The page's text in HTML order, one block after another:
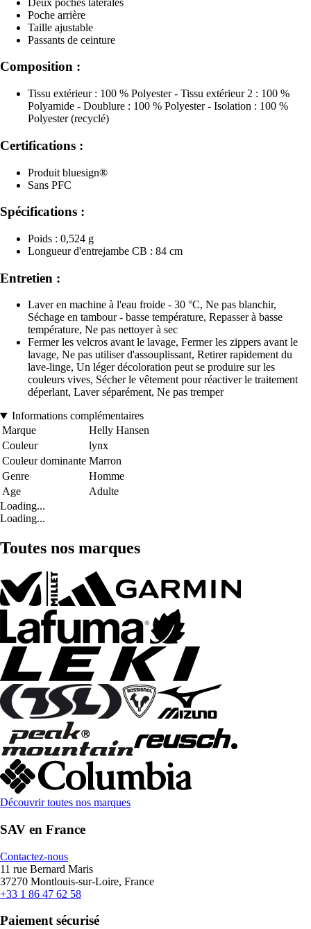
Poche arrière
Taille ajustable
Passants de ceinture
Composition :
Tissu extérieur : 100 % Polyester - Tissu extérieur 2 : 100 %
Polyamide - Doublure : 100 % Polyester - Isolation : 100 %
Polyester (recyclé)
Certifications :
Produit bluesign®
Sans PFC
Spécifications :
Poids : 0,524 g
Longueur d'entrejambe CB : 84 cm
Entretien :
Laver en machine à l'eau froide - 30 °C, Ne pas blanchir,
Séchage en tambour - basse température, Repasser à basse
température, Ne pas nettoyer à sec
Fermer les velcros avant le lavage, Fermer les zippers avant le
lavage, Ne pas utiliser d'assouplissant, Retirer rapidement du
lave-linge, Un léger décoloration peut se produire sur les
couleurs vives, Sécher le vêtement pour réactiver le traitement
déperlant, Laver séparément, Ne pas tremper
Informations complémentaires
Marque
Helly Hansen
Couleur
lynx
Couleur dominante Marron
Genre
Homme
Age
Adulte
Loading...
Loading...
Toutes nos marques
Découvrir toutes nos marques
SAV en France
Contactez-nous
11 rue Bernard Maris
37270 Montlouis-sur-Loire, France
+33 1 86 47 62 58
Paiement sécurisé